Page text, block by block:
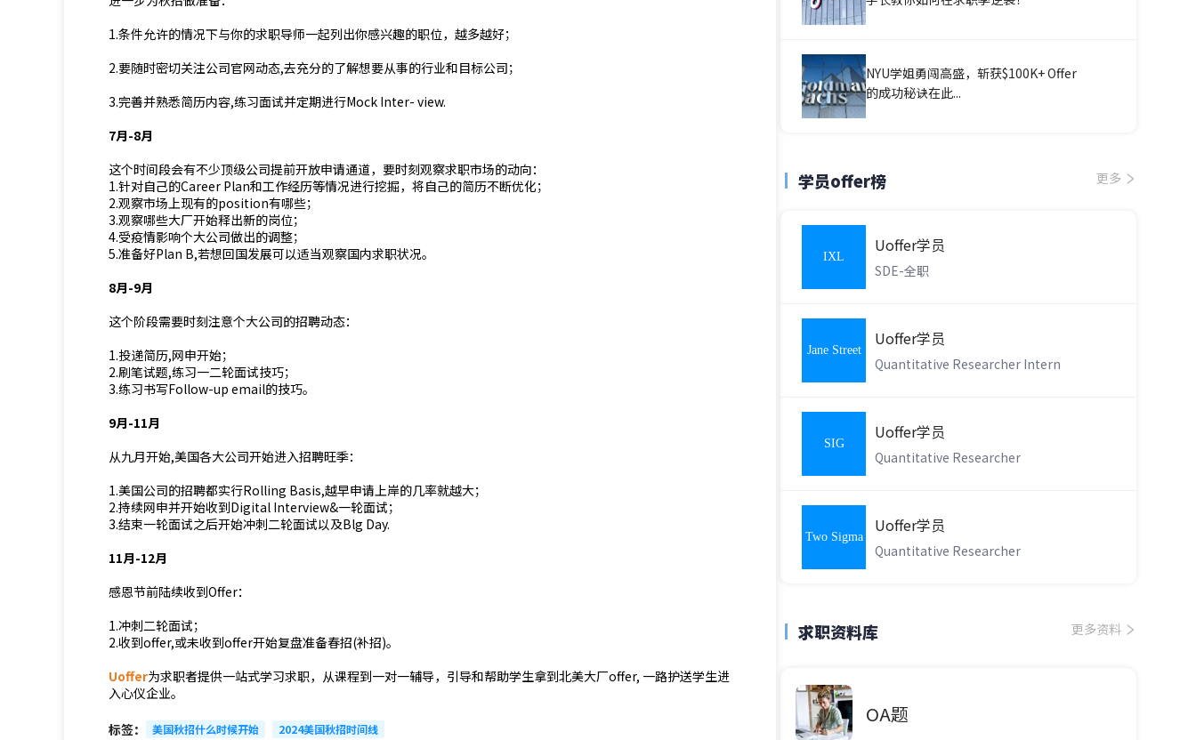
1.条件允许的情况下与你的求职导师一起列出你感兴趣的职位，越多越好；
2.要随时密切关注公司官网动态,去充分的了解想要从事的行业和目标公司；
3.完善并熟悉简历内容,练习面试并定期进行Mock Inter- view.
7月-8月
这个时间段会有不少顶级公司提前开放申请通道，要时刻观察求职市场的动向：
1.针对自己的Career Plan和工作经历等情况进行挖掘，将自己的简历不断优化；
2.观察市场上现有的position有哪些；
3.观察哪些大厂开始释出新的岗位；
4.受疫情影响个大公司做出的调整；
5.准备好Plan B,若想回国发展可以适当观察国内求职状况。
8月-9月
这个阶段需要时刻注意个大公司的招聘动态：
1.投递简历,网申开始；
2.刷笔试题,练习一二轮面试技巧；
3.练习书写Follow-up email的技巧。
9月-11月
从九月开始,美国各大公司开始进入招聘旺季：
1.美国公司的招聘都实行Rolling Basis,越早申请上岸的几率就越大；
2.持续网申并开始收到Digital Interview&一轮面试；
3.结束一轮面试之后开始冲刺二轮面试以及Blg Day.
11月-12月
感恩节前陆续收到Offer：
1.冲刺二轮面试；
2.收到offer,或未收到offer开始复盘准备春招(补招)。
Uoffer为求职者提供一站式学习求职，从课程到一对一辅导，引导和帮助学生拿到北美大厂offer, 一路护送学生进
入心仪企业。
标签： 美国秋招什么时候开始 2024美国秋招时间线
NYU学姐勇闯高盛，斩获$100K+ Offer
的成功秘诀在此...
学员offer榜 更多
IXL
Learning
Uoffer学员
SDE-全职
Jane Street
Uoffer学员
Quantitative Researcher Intern
SIG
Uoffer学员
Quantitative Researcher
Two Sigma
Uoffer学员
Quantitative Researcher
求职资料库 更多资料
OA题